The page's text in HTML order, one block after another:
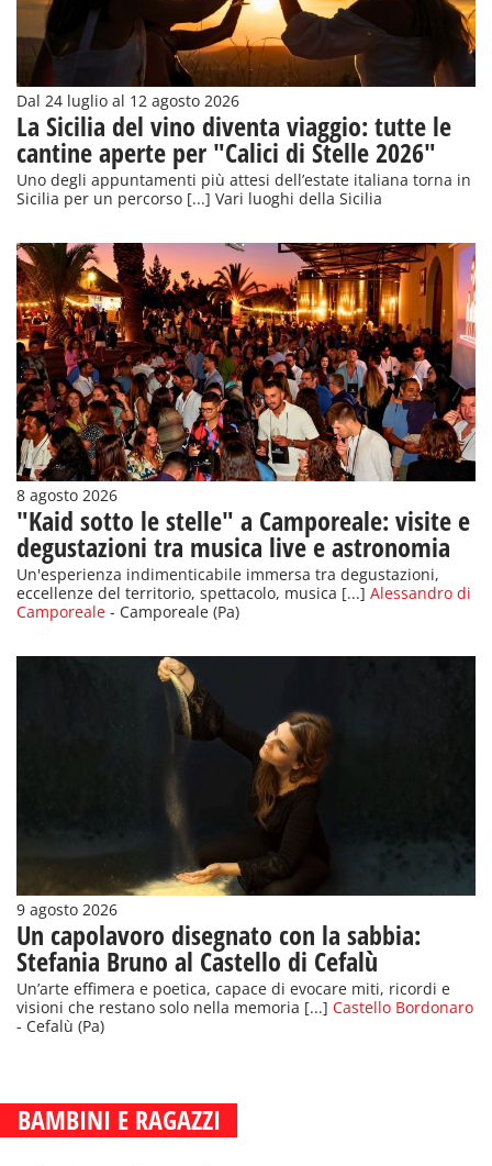
Dal 24 luglio al 12 agosto 2026
La Sicilia del vino diventa viaggio: tutte le
cantine aperte per "Calici di Stelle 2026"
Uno degli appuntamenti più attesi dell’estate italiana torna in
Sicilia per un percorso [...] Vari luoghi della Sicilia
8 agosto 2026
"Kaid sotto le stelle" a Camporeale: visite e
degustazioni tra musica live e astronomia
Un'esperienza indimenticabile immersa tra degustazioni,
eccellenze del territorio, spettacolo, musica [...] Alessandro di
Camporeale - Camporeale (Pa)
9 agosto 2026
Un capolavoro disegnato con la sabbia:
Stefania Bruno al Castello di Cefalù
Un’arte effimera e poetica, capace di evocare miti, ricordi e
visioni che restano solo nella memoria [...] Castello Bordonaro
- Cefalù (Pa)
BAMBINI E RAGAZZI